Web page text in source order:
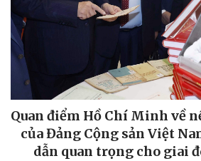
Quan điểm Hồ Chí Minh về
của Đảng Cộng sản Việt
dẫn quan trọng cho giai